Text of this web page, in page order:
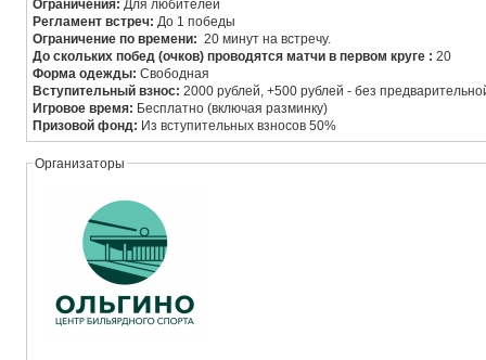
Ограничения: Для любителей
Регламент встреч: До 1 победы
Ограничение по времени: 20 минут на встречу.
До скольких побед (очков) проводятся матчи в первом круге :20
Форма одежды:Свободная
Вступительный взнос:2000 рублей, +500 рублей - без
Игровое время: Бесплатно (включая разминку)
Призовой фонд: Из вступительных взносов 50%
Организаторы